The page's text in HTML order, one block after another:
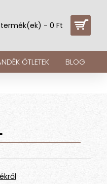
- 0 Ft
ÖTLETEK BLOG